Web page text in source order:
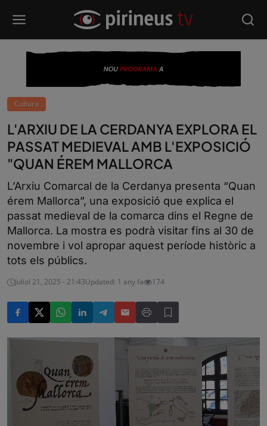
Cultura
L'ARXIU DE LA CERDANYA EXPLORA EL
PASSAT MEDIEVAL AMB L'EXPOSICIÓ
"QUAN ÉREM MALLORCA
L’Arxiu Comarcal de la Cerdanya presenta “Quan
érem Mallorca”, una exposició que explica el
passat medieval de la comarca dins el Regne de
Mallorca. La mostra es podrà visitar fins al 30 de
novembre i vol apropar aquest període històric a
tots els públics.
Juliol 21, 2025 - 21:43Updated: 1 any fa 174